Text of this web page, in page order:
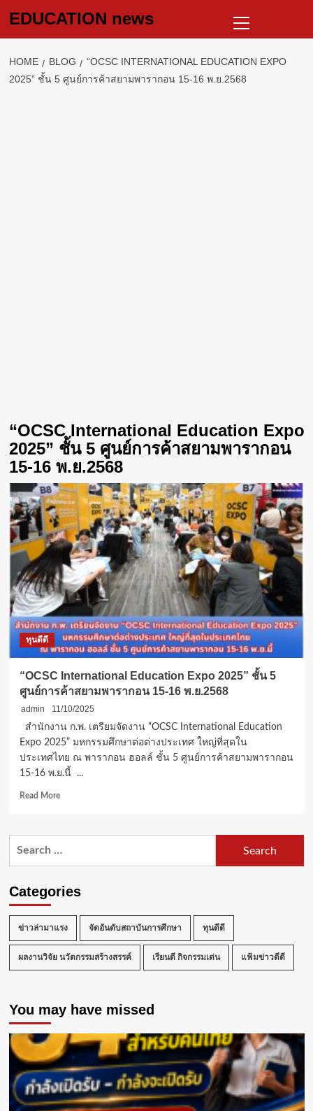
EDUCATION news
Menu
HOME BLOG
“OCSC INTERNATIONAL EDUCATION EXPO
2025” ชั้น 5 ศูนย์การค้าสยามพารากอน 15-16 พ.ย.2568
“OCSC International Education Expo
2025” ชั้น 5 ศูนย์การค้าสยามพารากอน
15-16 พ.ย.2568
ทุนดีดี
“OCSC International Education Expo 2025” ชั้น 5
ศูนย์การค้าสยามพารากอน 15-16 พ.ย.2568
admin
11/10/2025
สำนักงาน ก.พ. เตรียมจัดงาน “OCSC International Education
Expo 2025” มหกรรมศึกษาต่อต่างประเทศ ใหญ่ที่สุดใน
ประเทศไทย ณ พารากอน ฮอลล์ ชั้น 5 ศูนย์การค้าสยามพารากอน
15-16 พ.ย.นี้ ...
Read MoreRead
“OCSC
2025”
ศูนย์การค้า
สยาม
พา
16
พ.ย.2568
Categories
ข่าวล่ามาแรง จัดอันดับสถาบันการศึกษา ทุนดีดี
ผลงานวิจัย นวัตกรรมสร้างสรรค์ เรียนดี กิจกรรมเด่น แฟ้มข่าวดีดี
You may have missed